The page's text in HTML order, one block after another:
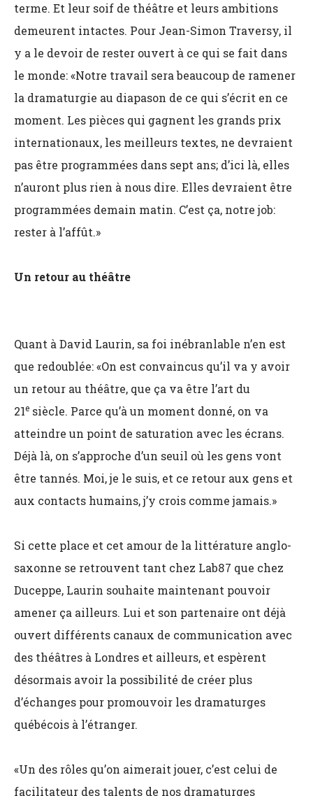
terme. Et leur soif de théâtre et leurs ambitions
demeurent intactes. Pour Jean-Simon Traversy, il
y a le devoir de rester ouvert à ce qui se fait dans
le monde: «Notre travail sera beaucoup de ramener
la dramaturgie au diapason de ce qui s’écrit en ce
moment. Les pièces qui gagnent les grands prix
internationaux, les meilleurs textes, ne devraient
pas être programmées dans sept ans; d’ici là, elles
n’auront plus rien à nous dire. Elles devraient être
programmées demain matin. C’est ça, notre job:
rester à l’affût.»
Un retour au théâtre
Quant à David Laurin, sa foi inébranlable n’en est
que redoublée: «On est convaincus qu’il va y avoir
un retour au théâtre, que ça va être l’art du
21e siècle. Parce qu’à un moment donné, on va
atteindre un point de saturation avec les écrans.
Déjà là, on s’approche d’un seuil où les gens vont
être tannés. Moi, je le suis, et ce retour aux gens et
aux contacts humains, j’y crois comme jamais.»
Si cette place et cet amour de la littérature anglo-
saxonne se retrouvent tant chez Lab87 que chez
Duceppe, Laurin souhaite maintenant pouvoir
amener ça ailleurs. Lui et son partenaire ont déjà
ouvert différents canaux de communication avec
des théâtres à Londres et ailleurs, et espèrent
désormais avoir la possibilité de créer plus
d’échanges pour promouvoir les dramaturges
québécois à l’étranger.
«Un des rôles qu’on aimerait jouer, c’est celui de
facilitateur des talents de nos dramaturges